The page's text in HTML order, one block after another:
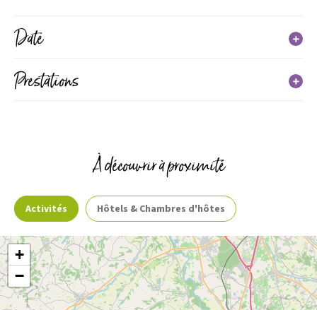
Date
Prestations
+
−
À découvrir à proximité
Activités Hôtels & Chambres d'hôtes